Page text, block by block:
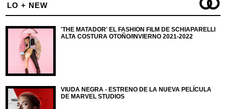
LO + NEW
'THE MATADOR' EL FASHION FILM DE SCHIAPARELLI
ALTA COSTURA OTOÑO/INVIERNO 2021-2022
VIUDA NEGRA - ESTRENO DE LA NUEVA PELÍCULA
DE MARVEL STUDIOS